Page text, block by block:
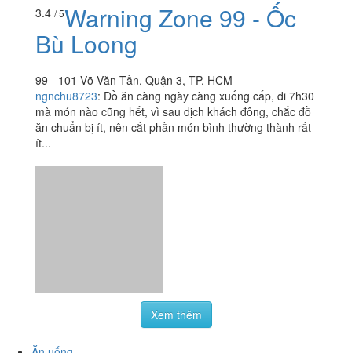
3.4 / 5Warning Zone 99 - Ốc
Bù Loong
99 - 101 Võ Văn Tần, Quận 3, TP. HCM
ngnchu8723: Đồ ăn càng ngày càng xuống cấp, đi 7h30
mà món nào cũng hết, vì sau dịch khách đông, chắc đồ
ăn chuẩn bị ít, nên cắt phần món bình thường thành rất
ít...
Xem thêm